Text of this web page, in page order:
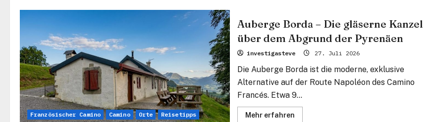
de-
Port
–
Die
rote
Festung
Fuße
der
Ewigkeit
Französischer Camino Camino Orte Reisetipps
Auberge Borda – Die gläserne Kanzel
über dem Abgrund der Pyrenäen
investigasteve 27. Juli 2026
Die Auberge Borda ist die moderne, exklusive
Alternative auf der Route Napoléon des Camino
Francés. Etwa 9...
Mehr erfahrenMehr